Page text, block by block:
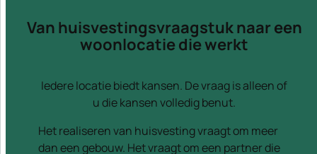
Van huisvestingsvraagstuk naar een
woonlocatie die werkt
Iedere locatie biedt kansen. De vraag is alleen of
u die kansen volledig benut.
Het realiseren van huisvesting vraagt om meer
dan een gebouw. Het vraagt om een partner die